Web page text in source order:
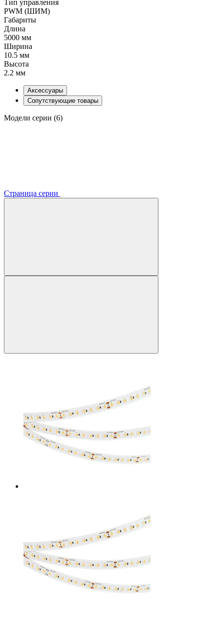
Тип управления
PWM (ШИМ)
Габариты
Длина
5000 мм
Ширина
10.5 мм
Высота
2.2 мм
Аксессуары
Сопутствующие товары
Модели серии (6)
Страница серии